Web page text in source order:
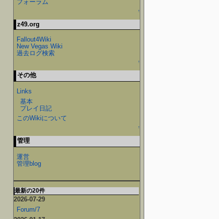
フォーラム
↑
z49.org
Fallout4Wiki
New Vegas Wiki
過去ログ検索
↑
その他
Links
基本
プレイ日記
このWikiについて
↑
管理
運営
管理blog
最新の20件
2026-07-29
Forum/7